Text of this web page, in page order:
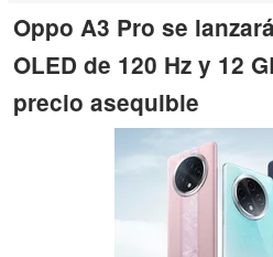
Oppo A3 Pro se
OLED de 120 Hz y 12
precio asequible